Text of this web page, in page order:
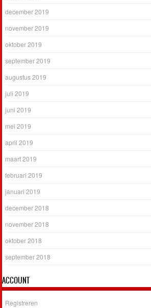
december 2019
november 2019
oktober 2019
september 2019
augustus 2019
juli 2019
juni 2019
mei 2019
april 2019
maart 2019
februari 2019
januari 2019
december 2018
november 2018
oktober 2018
september 2018
ACCOUNT
Registreren